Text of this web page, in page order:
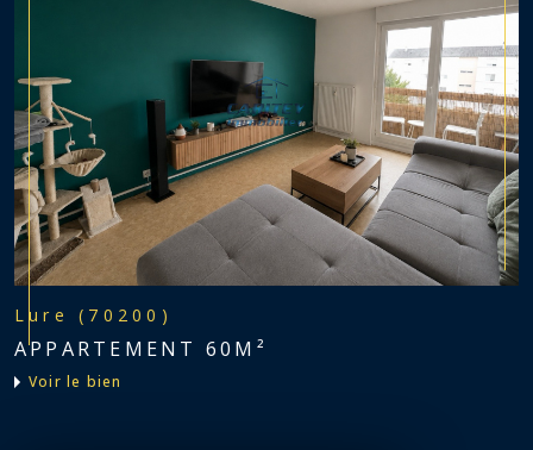
Lure (70200)
APPARTEMENT 60M²
voir le bien